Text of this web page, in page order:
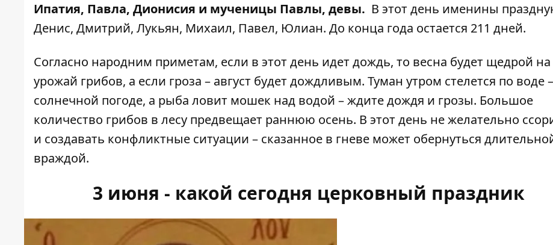
Ипатия, Павла, Дионисия и мученицы Павлы, девы. В этот день именины
Денис, Дмитрий, Лукьян, Михаил, Павел, Юлиан. До конца года остается 211 дней.
Согласно народним приметам, если в этот день идет дождь, то весна будет щедрой на
урожай грибов, а если гроза – август будет дождливым. Туман утром стелется по воде
солнечной погоде, а рыба ловит мошек над водой – ждите дождя и грозы. Большое
количество грибов в лесу предвещает раннюю осень. В этот день не желательно
и создавать конфликтные ситуации – сказанное в гневе может обернуться
враждой.
3 июня - какой сегодня церковный праздник